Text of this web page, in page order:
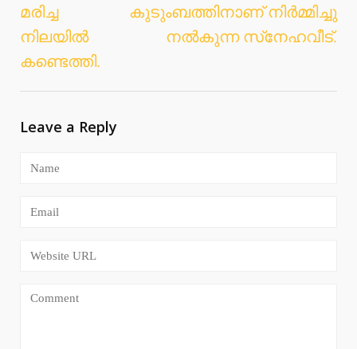
മരിച്ച
നിലയിൽ
കണ്ടെത്തി.
കുടുംബത്തിനാണ് നിര്‍മ്മിച്ചു
നല്‍കുന്ന സ്‌നേഹവീട്.
Leave a Reply